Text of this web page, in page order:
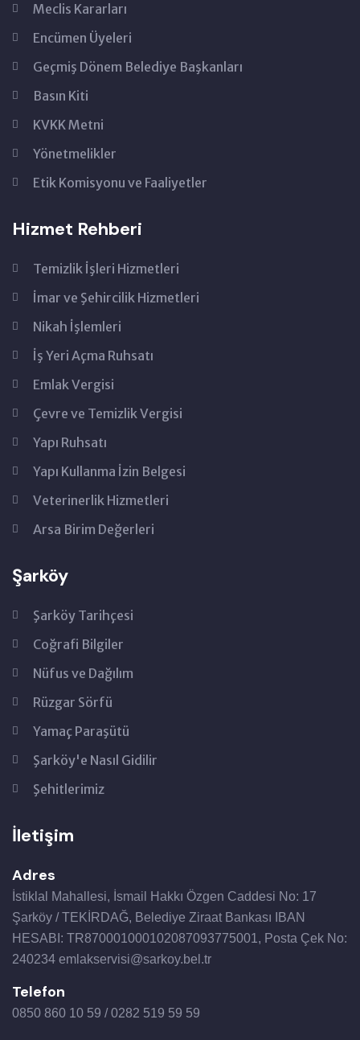
Meclis Kararları
Encümen Üyeleri
Geçmiş Dönem Belediye Başkanları
Basın Kiti
KVKK Metni
Yönetmelikler
Etik Komisyonu ve Faaliyetler
Hizmet Rehberi
Temizlik İşleri Hizmetleri
İmar ve Şehircilik Hizmetleri
Nikah İşlemleri
İş Yeri Açma Ruhsatı
Emlak Vergisi
Çevre ve Temizlik Vergisi
Yapı Ruhsatı
Yapı Kullanma İzin Belgesi
Veterinerlik Hizmetleri
Arsa Birim Değerleri
Şarköy
Şarköy Tarihçesi
Coğrafi Bilgiler
Nüfus ve Dağılım
Rüzgar Sörfü
Yamaç Paraşütü
Şarköy'e Nasıl Gidilir
Şehitlerimiz
İletişim
Adres
İstiklal Mahallesi, İsmail Hakkı Özgen Caddesi No: 17
Şarköy / TEKİRDAĞ, Belediye Ziraat Bankası IBAN
HESABI: TR870001000102087093775001, Posta Çek No:
240234 emlakservisi@sarkoy.bel.tr
Telefon
0850 860 10 59 / 0282 519 59 59